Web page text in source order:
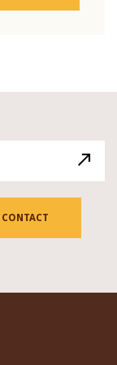
CONTACT